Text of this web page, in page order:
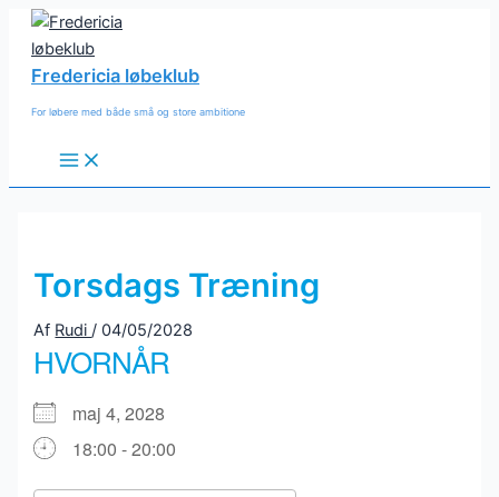
indholdet
Fredericia løbeklub
For løbere med både små og store ambitione
Main
Menu
Torsdags Træning
Af Rudi/04/05/2028
HVORNÅR
maj 4, 2028
18:00 - 20:00